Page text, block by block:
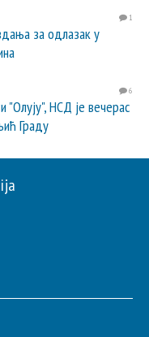
1
за одлазак у
6
"Олују", НСД је вечерас
Граду